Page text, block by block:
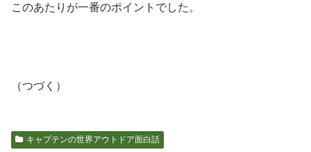
このあたりが一番のポイントでした。
（つづく）
キャプテンの世界アウトドア面白話